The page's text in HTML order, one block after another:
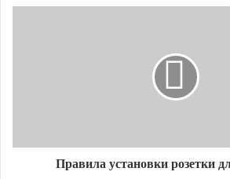
Разные варианты исполнения
1, 2, 3, 4 до 5. Они могут быть
секторными по сечению, иметь 1-й
многопроволочных – от 50 до 240
расшифровывается следующим
Правила установки розетки